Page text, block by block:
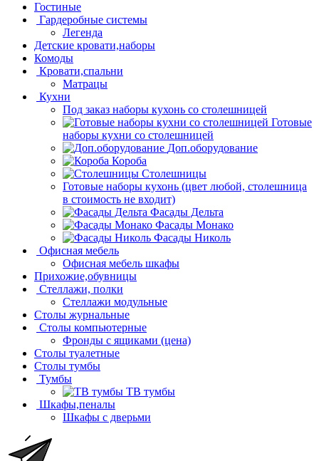
Гостиные
Гардеробные системы
Легенда
Детские кровати,наборы
Комоды
Кровати,спальни
Матрацы
Кухни
Под заказ наборы кухонь со столешницей
Готовые
наборы кухни со столешницей
Доп.оборудование
Короба
Столешницы
Готовые наборы кухонь (цвет любой, столешница
в стоимость не входит)
Фасады Дельта
Фасады Монако
Фасады Николь
Офисная мебель
Офисная мебель шкафы
Прихожие,обувницы
Стеллажи, полки
Стеллажи модульные
Столы журнальные
Столы компьютерные
Фронды с ящиками (цена)
Столы туалетные
Столы тумбы
Тумбы
ТВ тумбы
Шкафы,пеналы
Шкафы с дверьми